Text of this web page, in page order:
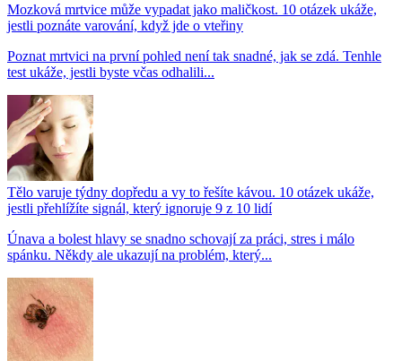
Mozková mrtvice může vypadat jako maličkost. 10 otázek ukáže,
jestli poznáte varování, když jde o vteřiny
Poznat mrtvici na první pohled není tak snadné, jak se zdá. Tenhle
test ukáže, jestli byste včas odhalili...
Tělo varuje týdny dopředu a vy to řešíte kávou. 10 otázek ukáže,
jestli přehlížíte signál, který ignoruje 9 z 10 lidí
Únava a bolest hlavy se snadno schovají za práci, stres i málo
spánku. Někdy ale ukazují na problém, který...